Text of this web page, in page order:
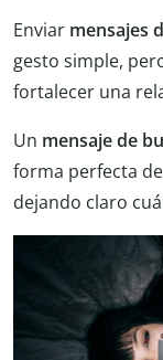
Enviar mensajes
gesto simple,
fortalecer una
Un mensaje de
forma perfecta
dejando claro